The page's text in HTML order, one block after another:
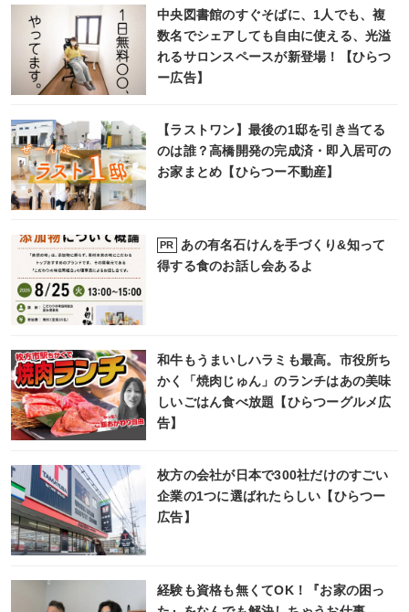
中央図書館のすぐそばに、1人でも、複
数名でシェアしても自由に使える、光溢
れるサロンスペースが新登場！【ひらつ
ー広告】
【ラストワン】最後の1邸を引き当てる
のは誰？高橋開発の完成済・即入居可の
お家まとめ【ひらつー不動産】
PR
あの有名石けんを手づくり&知って
得する食のお話し会あるよ
和牛もうまいしハラミも最高。市役所ち
かく「焼肉じゅん」のランチはあの美味
しいごはん食べ放題【ひらつーグルメ広
告】
枚方の会社が日本で300社だけのすごい
企業の1つに選ばれたらしい【ひらつー
広告】
経験も資格も無くてOK！『お家の困っ